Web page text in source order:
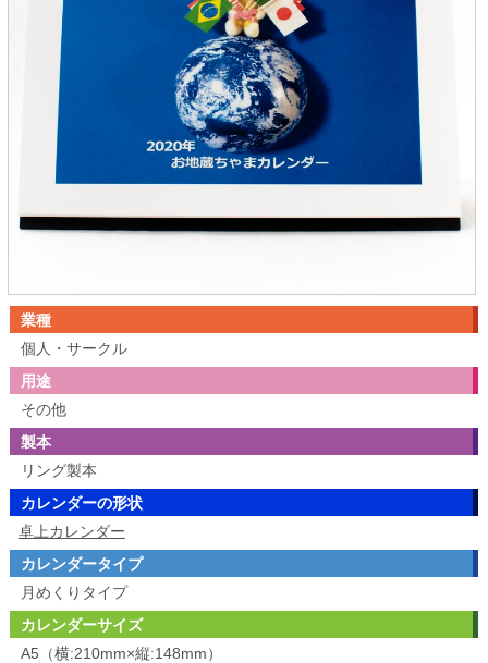
業種
個人・サークル
用途
その他
製本
リング製本
カレンダーの形状
卓上カレンダー
カレンダータイプ
月めくりタイプ
カレンダーサイズ
A5（横:210mm×縦:148mm）